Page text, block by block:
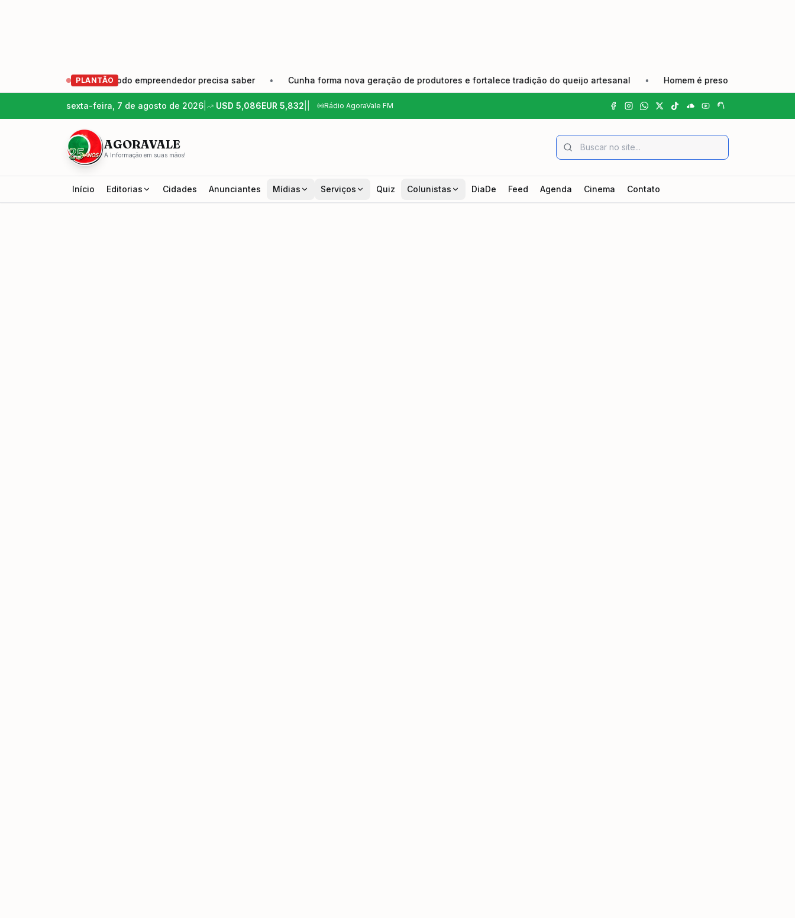
PLANTÃO
o que todo empreendedor precisa saber • Cunha forma nova geração de produtores e fortalece tradição do queijo artesanal • Homem é preso em flagrante por agredir
sexta-feira, 7 de agosto de 2026 USD 5,086EUR 5,832 Rádio AgoraVale FM
AGORAVALE
A Informação em suas mãos!
Início Editorias Cidades Anunciantes Mídias Serviços Quiz Colunistas DiaDe Feed Agenda Cinema Contato